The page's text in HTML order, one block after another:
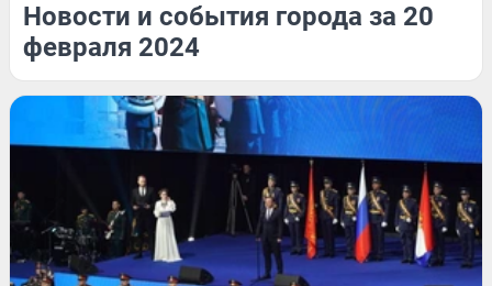
Новости и события города за 20
февраля 2024